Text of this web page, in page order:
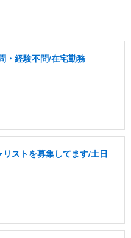
・経験不問/在宅勤務
リストを募集してます/土日